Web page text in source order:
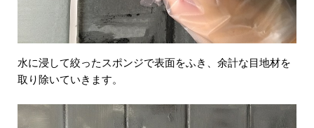
水に浸して絞ったスポンジで表面をふき、余計な目地材を
取り除いていきます。